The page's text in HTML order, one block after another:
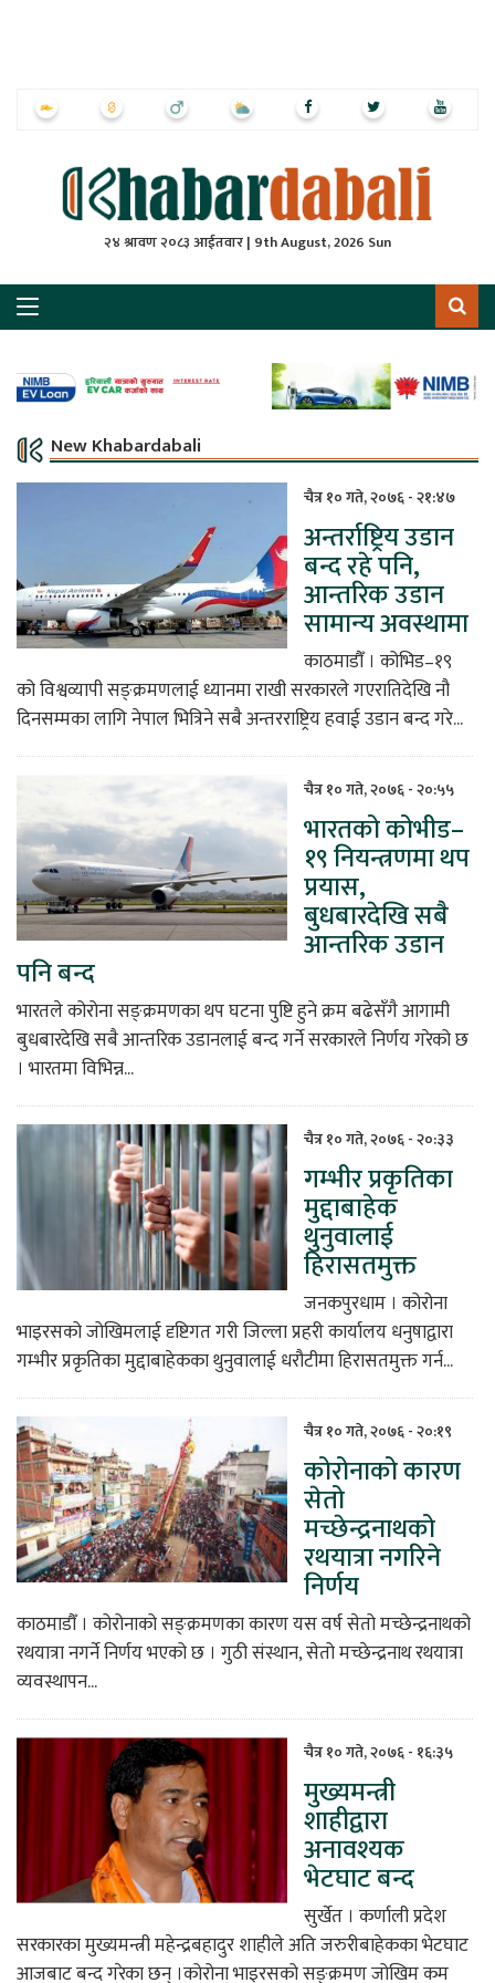
२४ श्रावण २०८३ आईतवार | 9th August, 2026 Sun
New Khabardabali
चैत्र १० गते, २०७६ - २१:४७
अन्तर्राष्ट्रिय उडान
बन्द रहे पनि,
आन्तरिक उडान
सामान्य अवस्थामा
काठमाडौँ । कोभिड–१९
को विश्वव्यापी सङ्क्रमणलाई ध्यानमा राखी सरकारले गएरातिदेखि नौ
दिनसम्मका लागि नेपाल भित्रिने सबै अन्तरराष्ट्रिय हवाई उडान बन्द गरे...
चैत्र १० गते, २०७६ - २०:५५
भारतको कोभीड–
१९ नियन्त्रणमा थप
प्रयास,
बुधबारदेखि सबै
आन्तरिक उडान
पनि बन्द
भारतले कोरोना सङ्क्रमणका थप घटना पुष्टि हुने क्रम बढेसँगै आगामी
बुधबारदेखि सबै आन्तरिक उडानलाई बन्द गर्ने सरकारले निर्णय गरेको छ
। भारतमा विभिन्न...
चैत्र १० गते, २०७६ - २०:३३
गम्भीर प्रकृतिका
मुद्दाबाहेक
थुनुवालाई
हिरासतमुक्त
जनकपुरधाम । कोरोना
भाइरसको जोखिमलाई दृष्टिगत गरी जिल्ला प्रहरी कार्यालय धनुषाद्वारा
गम्भीर प्रकृतिका मुद्दाबाहेकका थुनुवालाई धरौटीमा हिरासतमुक्त गर्न...
चैत्र १० गते, २०७६ - २०:१९
कोरोनाको कारण
सेतो
मच्छेन्द्रनाथको
रथयात्रा नगरिने
निर्णय
काठमाडौँ । कोरोनाको सङ्क्रमणका कारण यस वर्ष सेतो मच्छेन्द्रनाथको
रथयात्रा नगर्ने निर्णय भएको छ । गुठी संस्थान, सेतो मच्छेन्द्रनाथ रथयात्रा
व्यवस्थापन...
चैत्र १० गते, २०७६ - १६:३५
मुख्यमन्त्री
शाहीद्वारा
अनावश्यक
भेटघाट बन्द
सुर्खेत । कर्णाली प्रदेश
सरकारका मुख्यमन्त्री महेन्द्रबहादुर शाहीले अति जरुरीबाहेकका भेटघाट
आजबाट बन्द गरेका छन् ।कोरोना भाइरसको सङ्क्रमण जोखिम कम